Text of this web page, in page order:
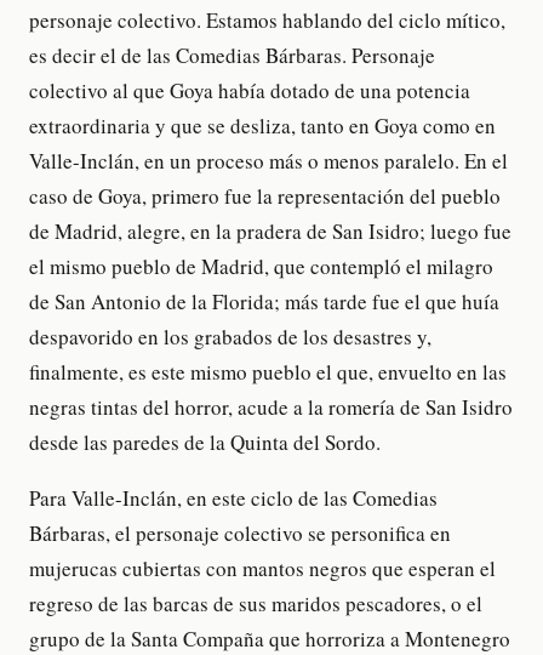
personaje colectivo. Estamos hablando del ciclo mítico,
es decir el de las Comedias Bárbaras. Personaje
colectivo al que Goya había dotado de una potencia
extraordinaria y que se desliza, tanto en Goya como en
Valle-Inclán, en un proceso más o menos paralelo. En el
caso de Goya, primero fue la representación del pueblo
de Madrid, alegre, en la pradera de San Isidro; luego fue
el mismo pueblo de Madrid, que contempló el milagro
de San Antonio de la Florida; más tarde fue el que huía
despavorido en los grabados de los desastres y,
finalmente, es este mismo pueblo el que, envuelto en las
negras tintas del horror, acude a la romería de San Isidro
desde las paredes de la Quinta del Sordo.
Para Valle-Inclán, en este ciclo de las Comedias
Bárbaras, el personaje colectivo se personifica en
mujerucas cubiertas con mantos negros que esperan el
regreso de las barcas de sus maridos pescadores, o el
grupo de la Santa Compaña que horroriza a Montenegro